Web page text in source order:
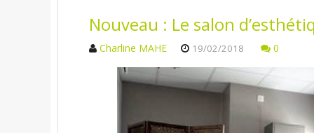
Nouveau : Le salon
Charline MAHE 19/02/2018 0